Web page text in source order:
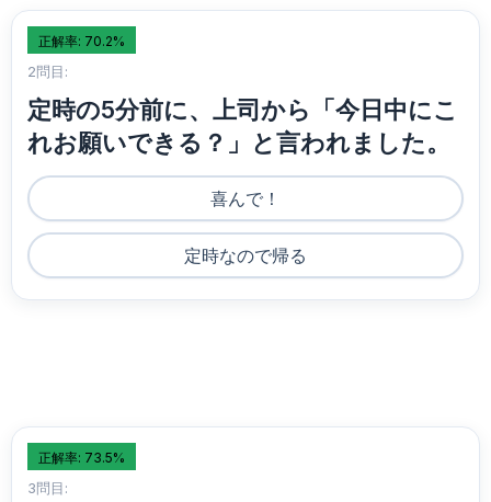
正解率: 70.2%
2問目:
定時の5分前に、上司から「今日中にこ
れお願いできる？」と言われました。
喜んで！
定時なので帰る
正解率: 73.5%
3問目: